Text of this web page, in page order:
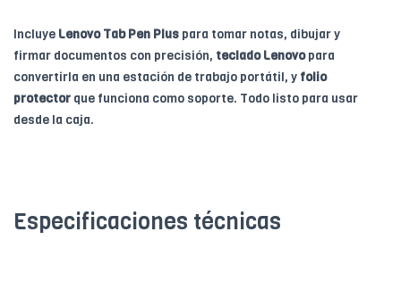
Incluye Lenovo Tab Pen Plus para tomar notas, dibujar y
firmar documentos con precisión, teclado Lenovopara
convertirla en una estación de trabajo portátil, y folio
protector que funciona como soporte. Todo listo para usar
desde la caja.
Especificaciones técnicas